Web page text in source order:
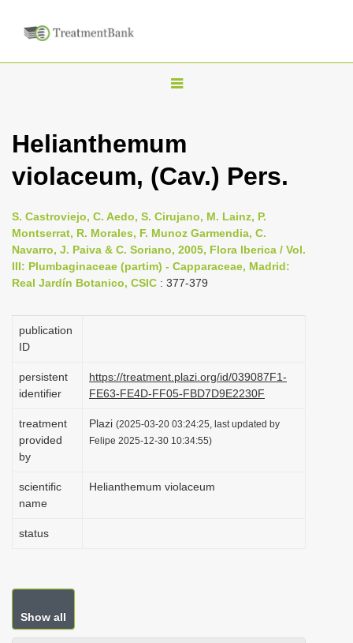
T
g
l
n
a
v
i
i
o
Helianthemum
violaceum, (Cav.) Pers.
S. Castroviejo, C. Aedo, S. Cirujano, M. Lainz, P.
Montserrat, R. Morales, F. Munoz Garmendia, C.
Navarro, J. Paiva & C. Soriano, 2005, Flora Iberica / Vol.
III: Plumbaginaceae (partim) - Capparaceae, Madrid:
Real Jardín Botanico, CSIC : 377-379
publication
ID
persistent
identifier
https://treatment.plazi.org/id/039087F1-
FE63-FE4D-FF05-FBD7D9E2230F
treatment
provided
by
Plazi (2025-03-20 03:24:25, last updated by
Felipe 2025-12-30 10:34:55)
scientific
name
Helianthemum violaceum
status
Show all